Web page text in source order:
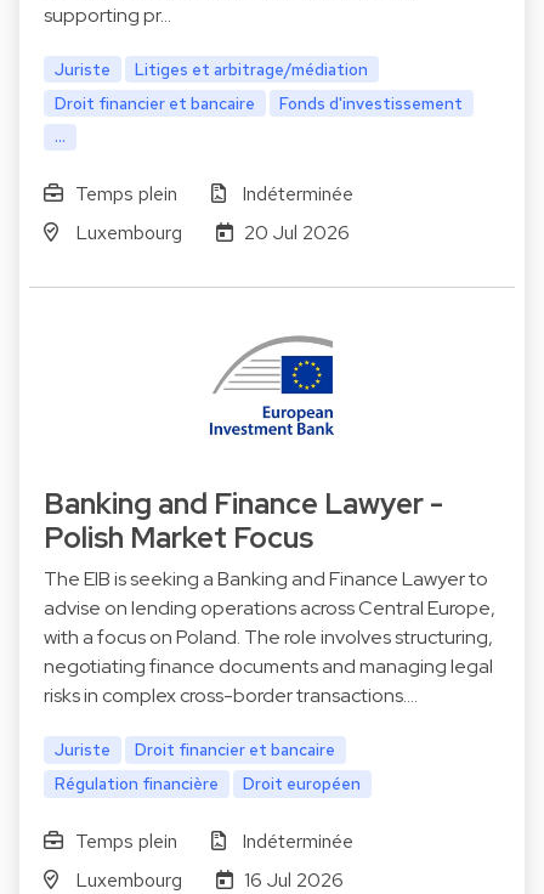
supporting pr…
Juriste
Litiges et arbitrage/médiation
Droit financier et bancaire
Fonds d'investissement
...
Temps plein
Indéterminée
Luxembourg
20 Jul 2026
Banking and Finance Lawyer -
Polish Market Focus
The EIB is seeking a Banking and Finance Lawyer to
advise on lending operations across Central Europe,
with a focus on Poland. The role involves structuring,
negotiating finance documents and managing legal
risks in complex cross-border transactions.…
Juriste
Droit financier et bancaire
Régulation financière
Droit européen
Temps plein
Indéterminée
Luxembourg
16 Jul 2026